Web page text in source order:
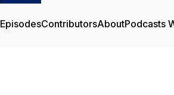
EpisodesContributorsAboutPodcasts